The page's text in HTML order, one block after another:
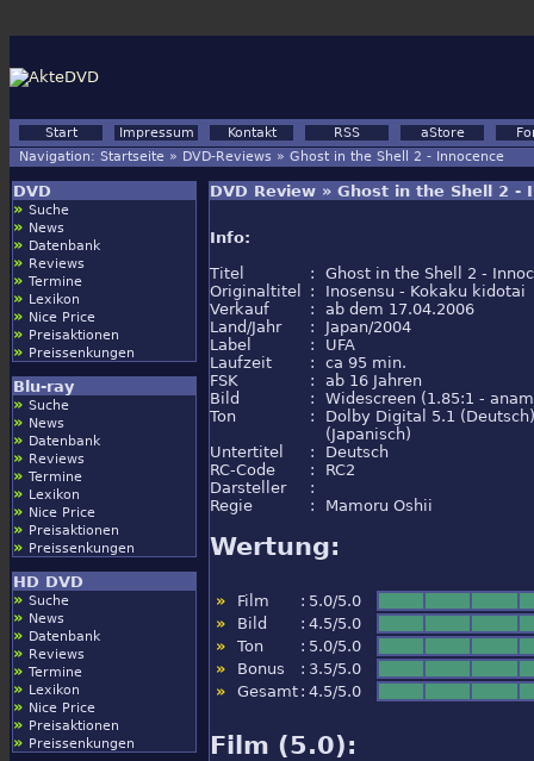
Start Impressum Kontakt RSS aStore
Navigation: Startseite » DVD-Reviews » Ghost in the Shell 2 - Innocence
DVD
» Suche
» News
» Datenbank
» Reviews
» Termine
» Lexikon
» Nice Price
» Preisaktionen
» Preissenkungen
Blu-ray
» Suche
» News
» Datenbank
» Reviews
» Termine
» Lexikon
» Nice Price
» Preisaktionen
» Preissenkungen
HD DVD
» Suche
» News
» Datenbank
» Reviews
» Termine
» Lexikon
» Nice Price
» Preisaktionen
» Preissenkungen
DVD Review » Ghost in the Shell 2 -
Info:
Titel
:
Ghost in the Shell 2 -
Originaltitel
:
Inosensu - Kokaku kidotai
Verkauf
:
ab dem 17.04.2006
Land/Jahr
:
Japan/2004
Label
:
UFA
Laufzeit
:
ca 95 min.
FSK
:
ab 16 Jahren
Bild
:
Widescreen (1.85:1 -
Ton
:
Dolby Digital 5.1
(Japanisch)
Untertitel
:
Deutsch
RC-Code
:
RC2
Darsteller
:
Regie
: Mamoru Oshii
Wertung:
» Film : 5.0/5.0
»
Bild : 4.5/5.0
»
Ton : 5.0/5.0
»
Bonus : 3.5/5.0
»
Gesamt : 4.5/5.0
Film (5.0):